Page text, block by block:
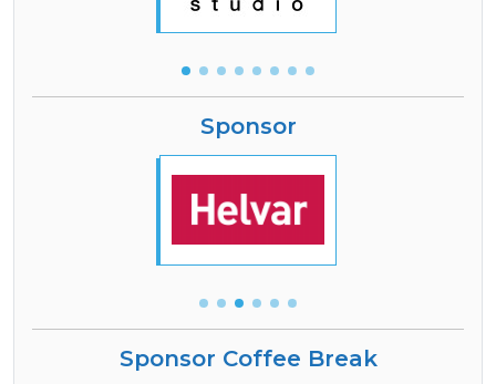
Sponsor
Sponsor Coffee Break